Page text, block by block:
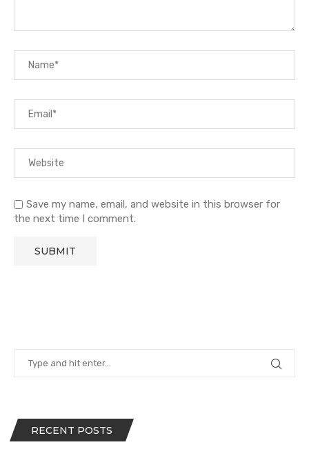
Save my name, email, and website in this browser for
the next time I comment.
RECENT POSTS